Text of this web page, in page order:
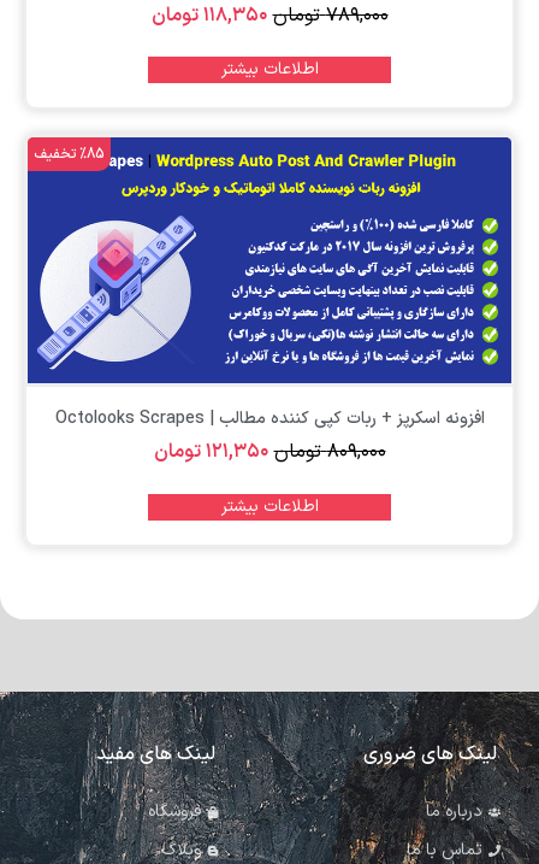
۷۸۹,۰۰۰ تومان۱۱۸,۳۵۰تومان
اطلاعات بیشتر
%85 تخفیف
افزونه اسکرپز + ربات کپی کننده مطالب | Octolooks Scrapes
۸۰۹,۰۰۰ تومان۱۲۱,۳۵۰تومان
اطلاعات بیشتر
لینک های ضروری
درباره ما
تماس با ما
لینک های مفید
فروشگاه
وبلاگ